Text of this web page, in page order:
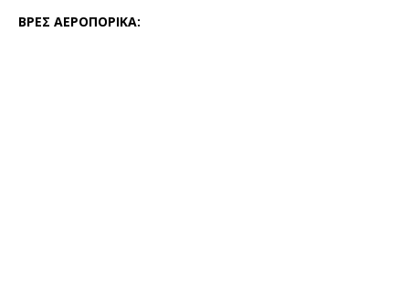
ΒΡΕΣ ΑΕΡΟΠΟΡΙΚΑ: